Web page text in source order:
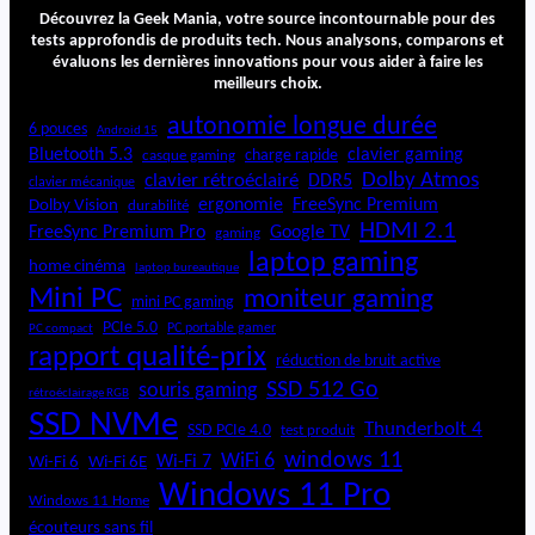
1
2
G
R
a
p
i
d
t
é
e
t
r
o
b
s
t
Découvrez la Geek Mania, votre source incontournable pour des
tests approfondis de produits tech. Nous analysons, comparons et
évaluons les dernières innovations pour vous aider à faire les
meilleurs choix.
6 pouces Android 15 autonomie longue durée
Bluetooth 5.3 casque gaming charge rapide clavier gaming
clavier mécanique clavier rétroéclairé DDR5 Dolby Atmos
Dolby Vision durabilité ergonomie
FreeSync Premium
FreeSync Premium Pro
gaming Google TV HDMI 2.1
home cinéma laptop bureautique laptop gaming
Mini PC mini PC gaming moniteur gaming
PC compact PCIe 5.0 PC portable gamer
rapport qualité-prix réduction de bruit active
rétroéclairage RGB souris gaming SSD 512 Go
SSD NVMe SSD PCIe 4.0 test produit Thunderbolt 4
Wi-Fi 6 Wi-Fi 6E Wi-Fi 7 WiFi 6 windows 11
Windows 11 Home Windows 11 Pro
écouteurs sans fil